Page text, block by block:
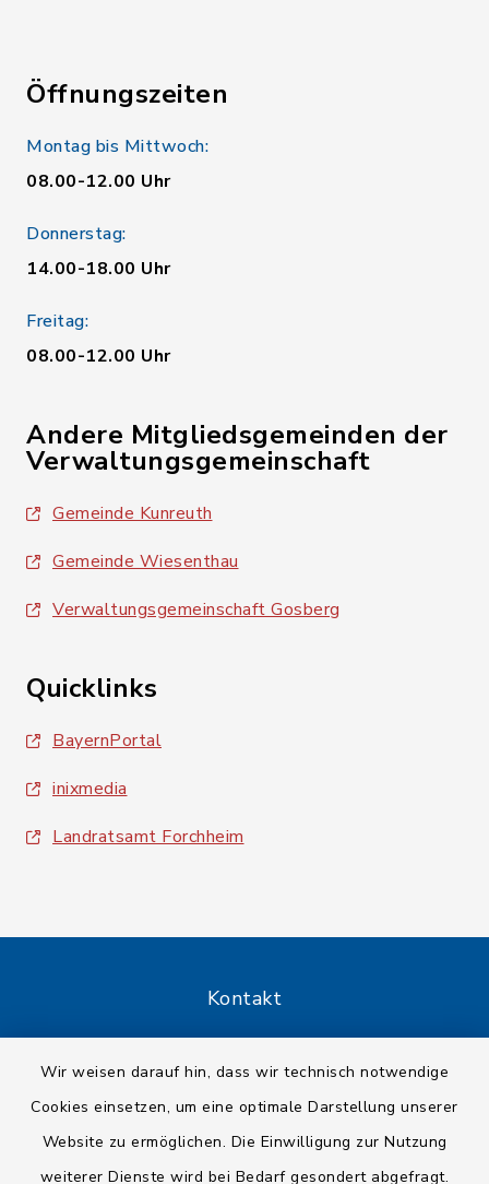
Wir weisen darauf hin, dass wir technisch notwendige
Cookies einsetzen, um eine optimale Darstellung unserer
Website zu ermöglichen. Die Einwilligung zur Nutzung
weiterer Dienste wird bei Bedarf gesondert abgefragt.
Öffnungszeiten
Montag bis Mittwoch:
08.00-12.00 Uhr
Donnerstag:
14.00-18.00 Uhr
Freitag:
08.00-12.00 Uhr
Andere Mitgliedsgemeinden der
Verwaltungsgemeinschaft
Gemeinde Kunreuth
Gemeinde Wiesenthau
Verwaltungsgemeinschaft Gosberg
Quicklinks
BayernPortal
inixmedia
Landratsamt Forchheim
Kontakt
Datenschutz
Impressum